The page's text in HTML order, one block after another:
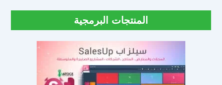
المنتجات البرمجية